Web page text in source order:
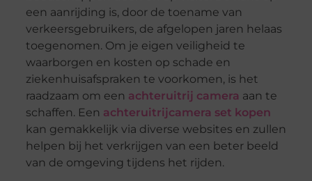
een aanrijding is, door de toename van
verkeersgebruikers, de afgelopen jaren helaas
toegenomen. Om je eigen veiligheid te
waarborgen en kosten op schade en
ziekenhuisafspraken te voorkomen, is het
raadzaam om een achteruitrij camera aan te
schaffen. Een achteruitrijcamera set kopen
kan gemakkelijk via diverse websites en zullen
helpen bij het verkrijgen van een beter beeld
van de omgeving tijdens het rijden.